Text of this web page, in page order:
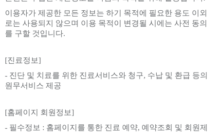
이용자가 제공한 모든 정보는 하기 목적에 필요한 용도 이외
로는 사용되지 않으며 이용 목적이 변경될 시에는 사전 동의
를 구할 것입니다.
[진료정보]
- 진단 및 치료를 위한 진료서비스와 청구, 수납 및 환급 등의
원무서비스 제공
[홈페이지 회원정보]
- 필수정보 : 홈페이지를 통한 진료 예약, 예약조회 및 회원제